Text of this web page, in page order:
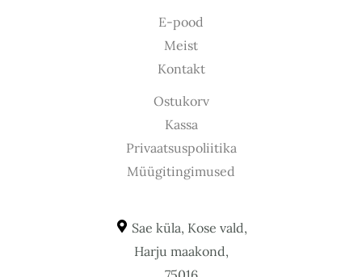
E-pood
Meist
Kontakt
Ostukorv
Kassa
Privaatsuspoliitika
Müügitingimused
Sae küla, Kose vald,
Harju maakond,